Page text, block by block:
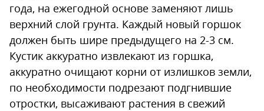
года, на ежегодной основе заменяют лишь
верхний слой грунта. Каждый новый горшок
должен быть шире предыдущего на 2-3 см.
Кустик аккуратно извлекают из горшка,
аккуратно очищают корни от излишков земли,
по необходимости подрезают подгнившие
отростки, высаживают растения в свежий